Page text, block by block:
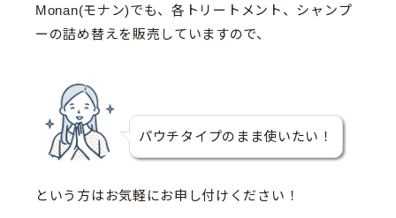
Monan(モナン)でも、各トリートメント、シャンプ
ーの詰め替えを販売していますので、
パウチタイプのまま使いたい！
という方はお気軽にお申し付けください！